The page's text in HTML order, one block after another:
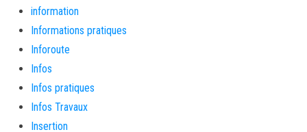
information
Informations pratiques
Inforoute
Infos
Infos pratiques
Infos Travaux
Insertion